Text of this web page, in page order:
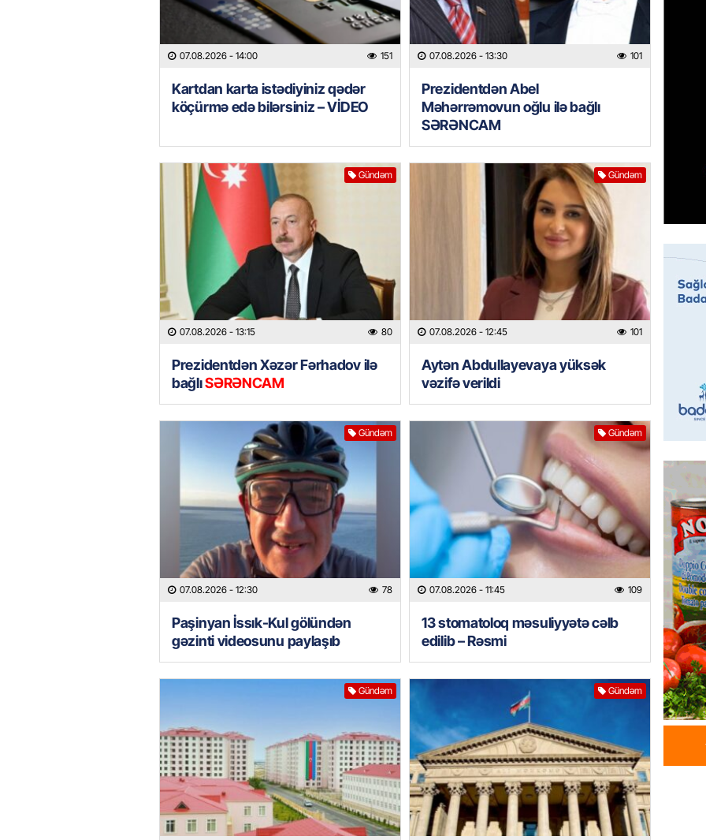
07.08.2026 - 14:00 151
Kartdan karta istədiyiniz qədər
köçürmə edə bilərsiniz – VİDEO
07.08.2026 - 13:30 101
Prezidentdən Abel
Məhərrəmovun oğlu ilə bağlı
SƏRƏNCAM
Gündəm
07.08.2026 - 13:15 80
Prezidentdən Xəzər Fərhadov ilə
bağlıSƏRƏNCAM
Gündəm
07.08.2026 - 12:45 101
Aytən Abdullayevaya yüksək
vəzifə verildi
Gündəm
07.08.2026 - 12:30 78
Paşinyan İssık-Kul gölündən
gəzinti videosunu paylaşıb
Gündəm
07.08.2026 - 11:45 109
13 stomatoloq məsuliyyətə cəlb
edilib – Rəsmi
Gündəm Gündəm
deyib?
GÜNDƏM
ilə
GÜNDƏM
Aytən
verildi
GÜNDƏM
HADISƏ